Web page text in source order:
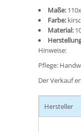
Maße:
Farbe:
Material:
Hinweise:
Pflege:
Der Verkauf
Hersteller